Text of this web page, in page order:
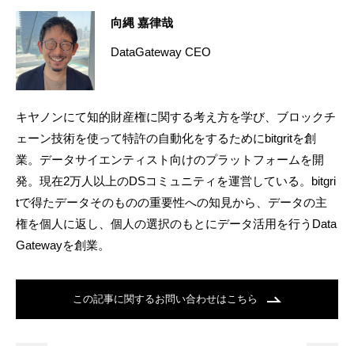
向縄 嘉律哉
DataGateway CEO
キヤノンにて知的財産権に関する考え方を学び、ブロックチ
ェーン技術を使って特許の自動化をするためにbitgritを創
業。データサイエンティスト向けのプラットフォームを開
発。現在2万人以上のDSコミュニティを運営している。bitgri
tで得たデータそのものの重要性への知見から、データの主
権を個人に返し、個人の選択のもとにデータ活用を行うData
Gatewayを創業。
この記事に関するお問い合わせはこちら